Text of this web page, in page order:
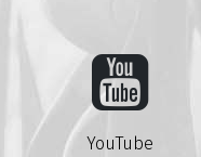
YouTube